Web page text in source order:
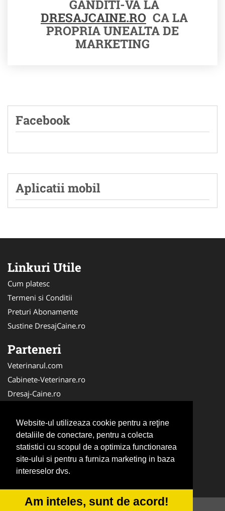
Website-ul utilizeaza cookie pentru a reţine
detaliile de conectare, pentru a colecta
statistici cu scopul de a optimiza functionarea
site-ului si pentru a furniza marketing in baza
intereselor dvs.
Am inteles, sunt de acord!
GANDITI-VA LA
DRESAJCAINE.RO CA LA
PROPRIA UNEALTA DE
MARKETING
Facebook
Aplicatii mobil
Linkuri Utile
Cum platesc
Termeni si Conditii
Preturi Abonamente
Sustine DresajCaine.ro
Parteneri
Veterinarul.com
Cabinete-Veterinare.ro
Dresaj-Caine.ro
Medic-Bun.com
SalonFrizerieCanina.com
DresajCaine.ro
NonStopDeschis.ro